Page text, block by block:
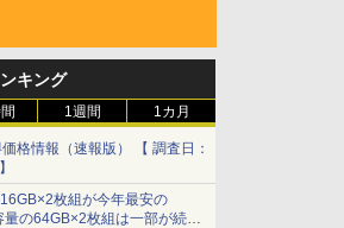
キング
1週間 1カ月
格情報（速報版） 【 調査日：
枚組が今年最安の
の64GB×2枚組は一部が続騰